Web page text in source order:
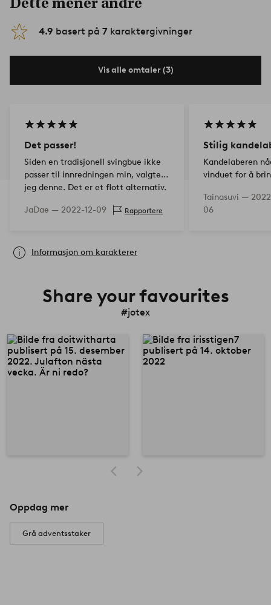
4.9 basert på 7 karaktergivninger
Vis alle omtaler (3)
Det passer!
Siden en tradisjonell svingbue ikke
passer til innredningen min, valgte
jeg denne. Det er et flott alternativ.
JaDae — 2022-12-09 Rapportere
Stilig
Kandelaberen
vinduet for å
sammenlignet
trekantet
Tainasuvi —
06
Informasjon om karakterer
Share your favourites
#jotex
Oppdag mer
Grå adventsstaker